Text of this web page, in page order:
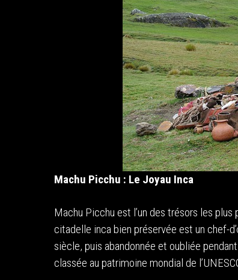
Machu Picchu : Le Joyau Inca
Machu Picchu est l’un des trésors les
citadelle inca bien préservée est un chef-
siècle, puis abandonnée et oubliée
classée au patrimoine mondial de